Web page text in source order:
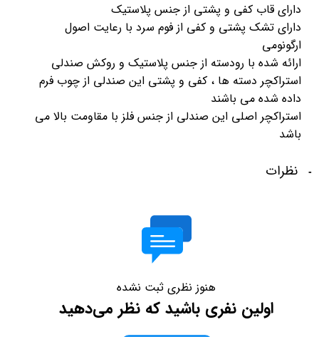
دارای قاب کفی و پشتی از جنس پلاستیک
دارای تشک پشتی و کفی از فوم سرد با رعایت اصول
ارگونومی
ارائه شده با رودسته از جنس پلاستیک و روکش صندلی
استراکچر دسته ها ، کفی و پشتی این صندلی از چوب فرم
داده شده می باشند
استراکچر اصلی این صندلی از جنس فلز با مقاومت بالا می
باشد
نظرات
هنوز نظری ثبت نشده
اولین نفری باشید که نظر می‌دهید